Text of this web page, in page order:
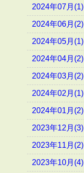
2024年07月(1)
2024年06月(2)
2024年05月(1)
2024年04月(2)
2024年03月(2)
2024年02月(1)
2024年01月(2)
2023年12月(3)
2023年11月(2)
2023年10月(4)